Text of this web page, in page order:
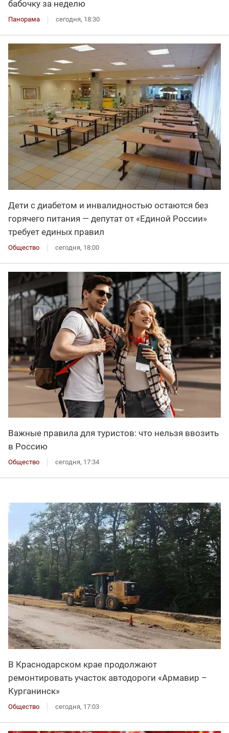
бабочку за неделю
Панорама сегодня, 18:30
Дети с диабетом и инвалидностью остаются без
горячего питания — депутат от «Единой России»
требует единых правил
Общество сегодня, 18:00
Важные правила для туристов: что нельзя ввозить
в Россию
Общество сегодня, 17:34
В Краснодарском крае продолжают
ремонтировать участок автодороги «Армавир –
Курганинск»
Общество сегодня, 17:03